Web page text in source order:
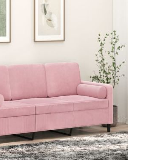
Йога и пилатес
Лежанки за упражнения
Подложки за фитнес уреди
Лостове за набиране
Силови кули
Йога и пилатес